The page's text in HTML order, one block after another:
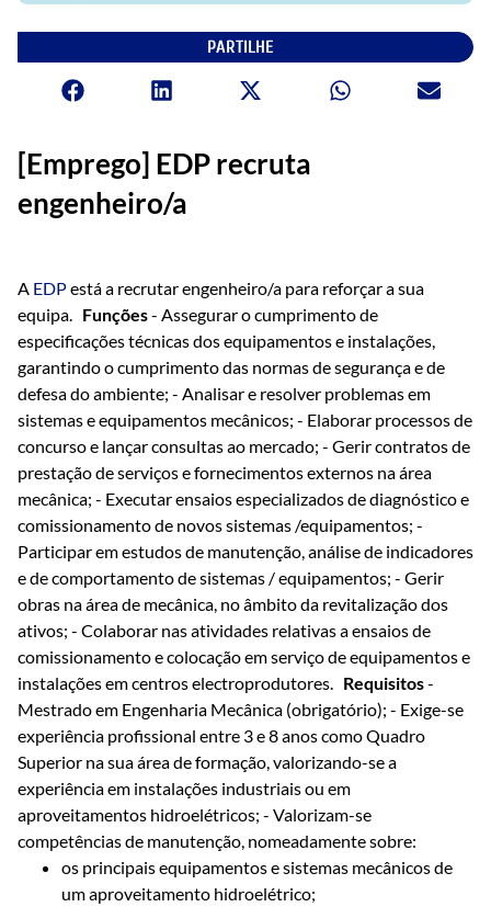
PARTILHE
[Emprego] EDP recruta
engenheiro/a
A EDPestá a recrutar engenheiro/a para reforçar a sua
equipa. Funções- Assegurar o cumprimento de
especificações técnicas dos equipamentos e instalações,
garantindo o cumprimento das normas de segurança e de
defesa do ambiente; - Analisar e resolver problemas em
sistemas e equipamentos mecânicos; - Elaborar processos de
concurso e lançar consultas ao mercado; - Gerir contratos de
prestação de serviços e fornecimentos externos na área
mecânica; - Executar ensaios especializados de diagnóstico e
comissionamento de novos sistemas /equipamentos; -
Participar em estudos de manutenção, análise de indicadores
e de comportamento de sistemas / equipamentos; - Gerir
obras na área de mecânica, no âmbito da revitalização dos
ativos; - Colaborar nas atividades relativas a ensaios de
comissionamento e colocação em serviço de equipamentos e
instalações em centros electroprodutores. Requisitos-
Mestrado em Engenharia Mecânica (obrigatório); - Exige-se
experiência profissional entre 3 e 8 anos como Quadro
Superior na sua área de formação, valorizando-se a
experiência em instalações industriais ou em
aproveitamentos hidroelétricos; - Valorizam-se
competências de manutenção, nomeadamente sobre:
os principais equipamentos e sistemas mecânicos de
um aproveitamento hidroelétrico;